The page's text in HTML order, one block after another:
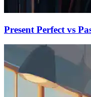
Present Perfect vs